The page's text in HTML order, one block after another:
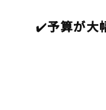
✔️予算が大